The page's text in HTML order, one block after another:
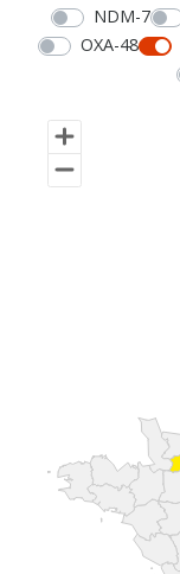
NDM-7
OXA-48